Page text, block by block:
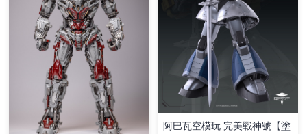
阿巴瓦空模玩 完美戰神號【塗